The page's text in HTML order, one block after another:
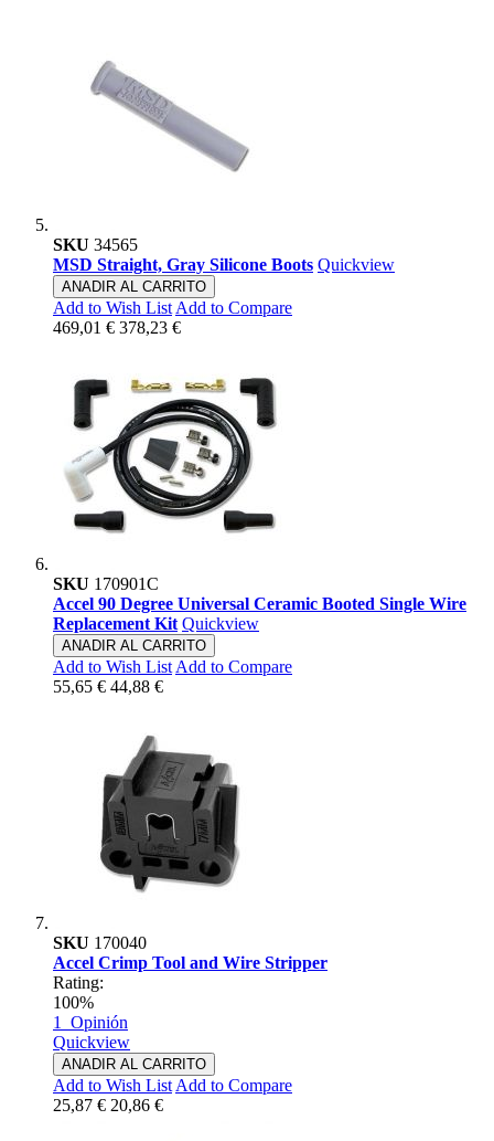
SKU 34565
MSD Straight, Gray Silicone Boots Quickview
ANADIR AL CARRITO
Add to Wish List Add to Compare
469,01 € 378,23 €
SKU 170901C
Accel 90 Degree Universal Ceramic Booted Single Wire
Replacement Kit Quickview
ANADIR AL CARRITO
Add to Wish List Add to Compare
55,65 € 44,88 €
SKU 170040
Accel Crimp Tool and Wire Stripper
Rating:
100%
1 Opinión
Quickview
ANADIR AL CARRITO
Add to Wish List Add to Compare
25,87 € 20,86 €